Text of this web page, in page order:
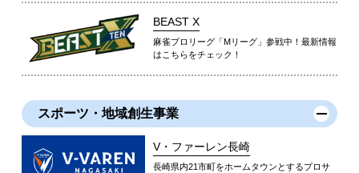
BEAST X
麻雀プロリーグ「Mリーグ」参戦中！最新情報
はこちらをチェック！
スポーツ・地域創生事業
V・ファーレン長崎
長崎県内21市町をホームタウンとするプロサ